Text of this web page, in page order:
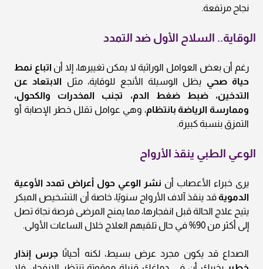
نجاح مرتفعة.
الوقاية.. السلاح الأول ضد التمدد
رغم أن بعض العوامل الوراثية لا يمكن تغييرها، إلا أن اتباع نمط
حياة صحي يظل الوسيلة الأنجع للوقاية، مثل الابتعاد عن
التدخين، ضبط ضغط الدم، تجنب المخدرات والكحول،
وممارسة الرياضة بانتظام، وهي عوامل تقلل خطر الإصابة أو
التمزق بنسبة كبيرة.
الوعي الطبي ينقذ الأرواح
يرى خبراء الأعصاب أن نشر الوعي حول أعراض تمدد الأوعية
الدمويةقد ينقذ آلاف الأرواح سنويًا، خاصة أن التشخيص المبكر
يتيح علاج الحالة قبل انفجارها، مما يمنح المرضى فرصة نجاة تصل
إلى أكثر من 90% في حال تلقيهم العلاج خلال الساعات الأولى.
الصداع قد يكون مجرد عرض بسيط، لكنه أحيانًا جرس إنذار